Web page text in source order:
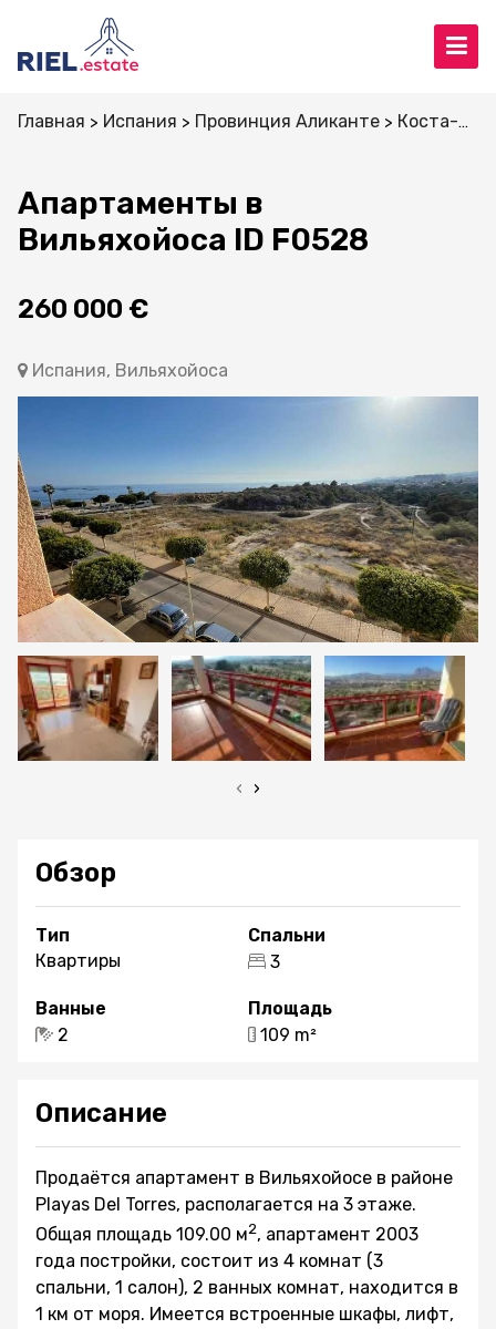
Главная Испания Провинция Аликанте Коста-Бланка
Апартаменты в
Вильяхойоса ID F0528
260 000 €
Испания, Вильяхойоса
‹ ›
Обзор
Тип
Квартиры
Спальни
3
Ванные
2
Площадь
109 m²
Описание
Продаётся aпартамент в Вильяхойосе в районе
Playas Del Torres, располагается на 3 этаже.
Общая площадь 109.00 м2, aпартамент 2003
года постройки, состоит из 4 комнат (3
спальни, 1 салон), 2 ванных комнат, находится в
1 км от моря. Имеется встроенные шкафы, лифт,